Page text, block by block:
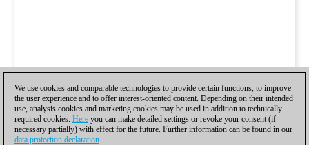
We use cookies and comparable technologies to provide certain functions, to improve
the user experience and to offer interest-oriented content. Depending on their intended
use, analysis cookies and marketing cookies may be used in addition to technically
required cookies. Here you can make detailed settings or revoke your consent (if
necessary partially) with effect for the future. Further information can be found in our
data protection declaration.